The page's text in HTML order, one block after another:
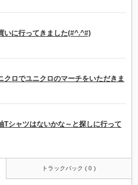
いに行ってきました(#^.^#)
クロでユニクロのマーチをいただきま
Tシャツはないかな～と探しに行って
トラックバック ( 0 )